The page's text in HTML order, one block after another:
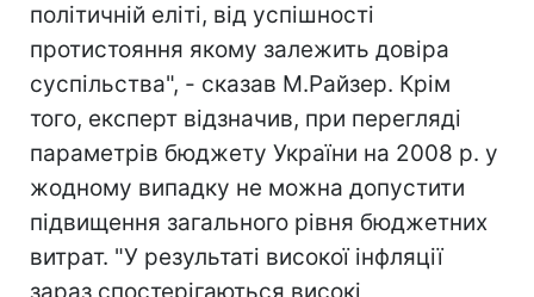
політичній еліті, від успішності
протистояння якому залежить довіра
суспільства", - сказав М.Райзер. Крім
того, експерт відзначив, при перегляді
параметрів бюджету України на 2008 р. у
жодному випадку не можна допустити
підвищення загального рівня бюджетних
витрат. "У результаті високої інфляції